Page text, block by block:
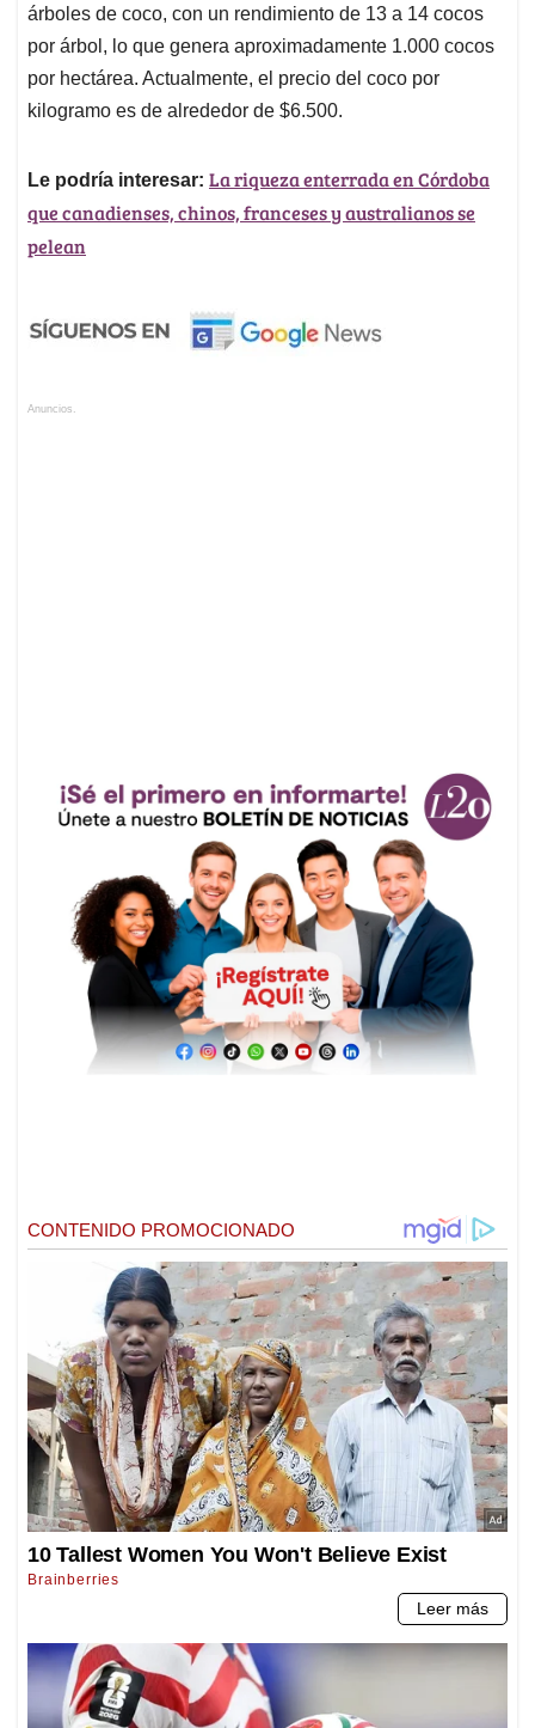
árboles de coco, con un rendimiento de 13 a 14 cocos
por árbol, lo que genera aproximadamente 1.000 cocos
por hectárea. Actualmente, el precio del coco por
kilogramo es de alrededor de $6.500.
Le podría interesar: La riqueza enterrada en Córdoba
que canadienses, chinos, franceses y australianos se
pelean
Anuncios.